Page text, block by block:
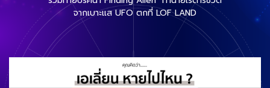
จากเบาะแส UFO ตกที่ LOF LAND